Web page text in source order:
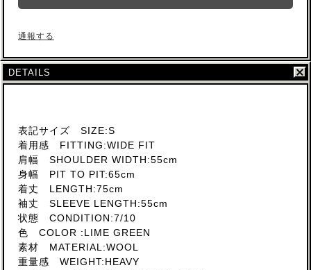
通報する
DETAILS
表記サイズ SIZE:S
着用感 FITTING:WIDE FIT
肩幅 SHOULDER WIDTH:55cm
身幅 PIT TO PIT:65cm
着丈 LENGTH:75cm
袖丈 SLEEVE LENGTH:55cm
状態 CONDITION:7/10
色 COLOR :LIME GREEN
素材 MATERIAL:WOOL
重量感 WEIGHT:HEAVY